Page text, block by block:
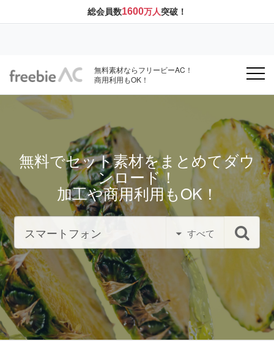
総会員数1600万人突破！
無料素材ならフリービーAC！
商用利用もOK！
無料でセット素材をまとめてダウ
ンロード！
加工や商用利用もOK！
すべて